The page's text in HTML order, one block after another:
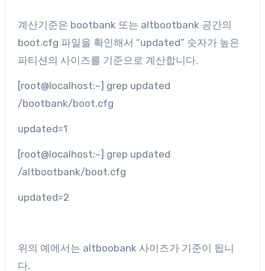
계산기준은 bootbank 또는 altbootbank 공간의
boot.cfg 파일을 확인해서 “updated” 숫자가 높은
파티션의 사이즈를 기준으로 계산합니다.
[root@localhost:~] grep updated
/bootbank/boot.cfg
updated=1
[root@localhost:~] grep updated
/altbootbank/boot.cfg
updated=2
위의 예에서는 altboobank 사이즈가 기준이 됩니
다.